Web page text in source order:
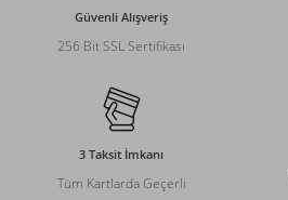
Güvenli Alışveriş
256 Bit SSL Sertifikası
3 Taksit İmkanı
Tüm Kartlarda Geçerli